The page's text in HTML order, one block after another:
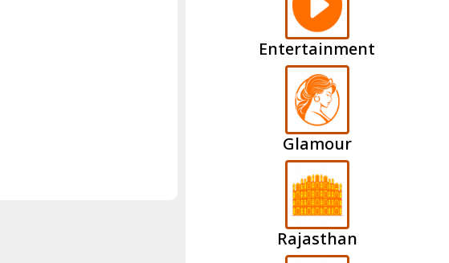
Entertainment
Glamour
Rajasthan